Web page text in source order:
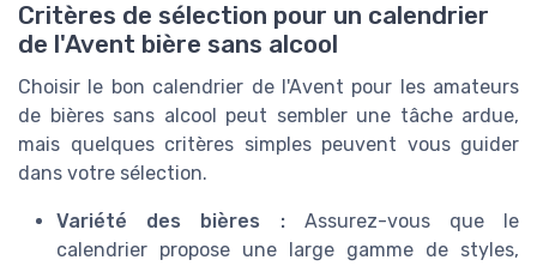
Critères de sélection pour un calendrier
de l'Avent bière sans alcool
Choisir le bon calendrier de l'Avent pour les amateurs
de bières sans alcool peut sembler une tâche ardue,
mais quelques critères simples peuvent vous guider
dans votre sélection.
Variété des bières :Assurez-vous que le
calendrier propose une large gamme de styles,